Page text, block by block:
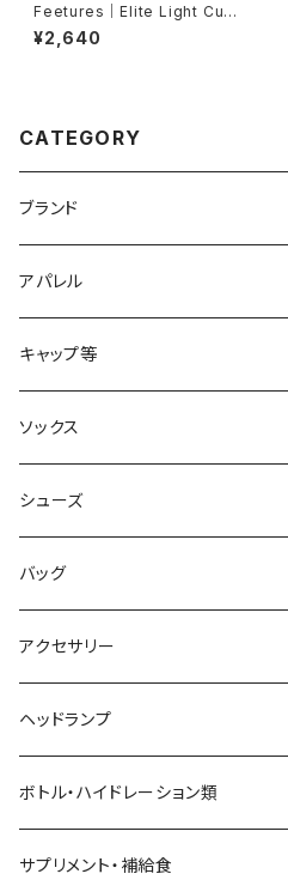
Feetures｜Elite Light Cush
ion Quarter -White Track
¥2,640
CATEGORY
ブランド
2XU
acu Products
AILEY
AKIV
ALTRA
aroma vera
AZUMA BAG
BANANA GO
Beruf Baggage
アパレル
トップス
ボトムス
キャップ等
キャップ・ハット
ヘッドバンド
ソックス
シューズ
バッグ
バックパック
ショルダーバッグ
トートバッグ
2WAYバッグ/3WAYバッグ
アクセサリー
サングラス
てぬぐい
財布
ヘッドランプ
ボトル・ハイドレーション類
サプリメント・補給食